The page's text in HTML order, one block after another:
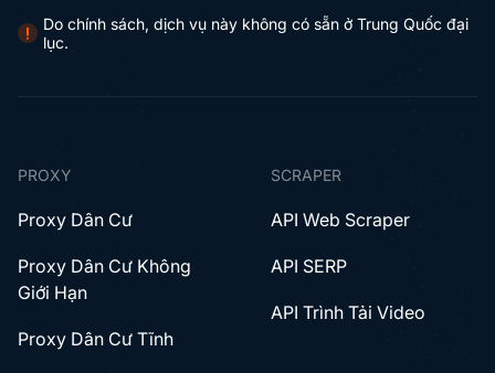
Do chính sách, dịch vụ này không có sẵn ở Trung Quốc đại
lục.
PROXY
Proxy Dân Cư
Proxy Dân Cư Không
Giới Hạn
Proxy Dân Cư Tĩnh
SCRAPER
API Web Scraper
API SERP
API Trình Tải Video